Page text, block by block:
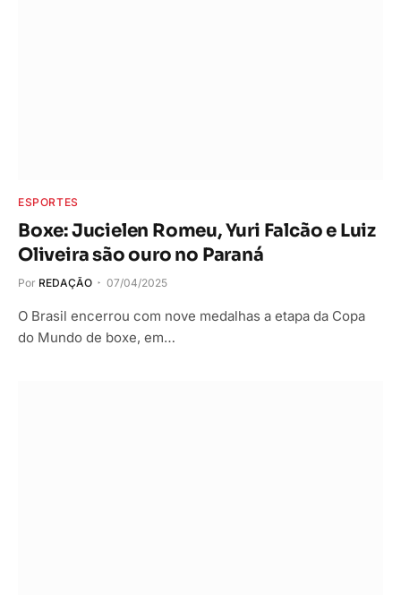
ESPORTES
Boxe: Jucielen Romeu, Yuri Falcão e Luiz
Oliveira são ouro no Paraná
Por REDAÇÃO 07/04/2025
O Brasil encerrou com nove medalhas a etapa da Copa
do Mundo de boxe, em…